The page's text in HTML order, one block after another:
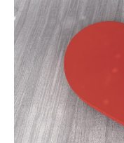
contenido
El
coste
de
una
voz
de
marca